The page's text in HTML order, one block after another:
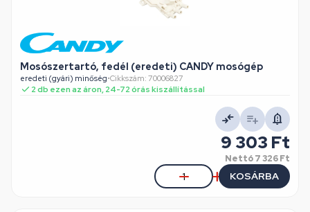
Mosószertartó, fedél (eredeti) CANDY mosógép
eredeti (gyári) minőség•Cikkszám: 70006827
2 db ezen az áron, 24-72 órás kiszállítással
9 303 Ft
Nettó7 326 Ft
KOSÁRBA